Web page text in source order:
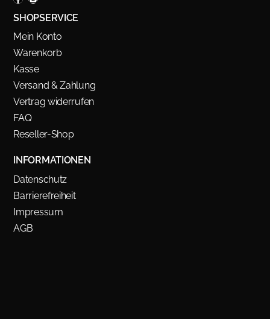
SHOPSERVICE
Mein Konto
Warenkorb
Kasse
Versand & Zahlung
Vertrag widerrufen
FAQ
Reseller-Shop
INFORMATIONEN
Datenschutz
Barrierefreiheit
Impressum
AGB